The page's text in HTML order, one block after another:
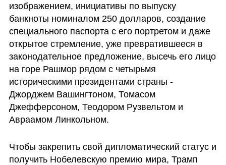
изображением, инициативы по выпуску
банкноты номиналом 250 долларов, создание
специального паспорта с его портретом и даже
открытое стремление, уже превратившееся в
законодательное предложение, высечь его лицо
на горе Рашмор рядом с четырьмя
историческими президентами страны -
Джорджем Вашингтоном, Томасом
Джефферсоном, Теодором Рузвельтом и
Авраамом Линкольном.
Чтобы закрепить свой дипломатический статус и
получить Нобелевскую премию мира, Трамп